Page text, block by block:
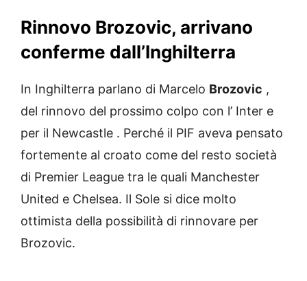
Rinnovo Brozovic, arrivano
conferme dall’Inghilterra
In Inghilterra parlano di Marcelo Brozovic ,
del rinnovo del prossimo colpo con l’ Inter e
per il Newcastle . Perché il PIF aveva pensato
fortemente al croato come del resto società
di Premier League tra le quali Manchester
United e Chelsea. Il Sole si dice molto
ottimista della possibilità di rinnovare per
Brozovic.